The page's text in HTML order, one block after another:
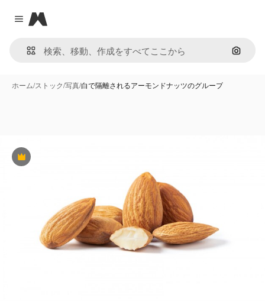
Close menu
Magnific
画像で
ホーム/ストック/写真/白で隔離されるアーモンドナッツのグループ
Premium